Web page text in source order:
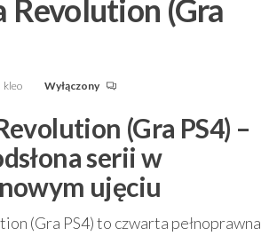
(Gra
kleo Wyłączony
(Gra PS4) –
serii w
ujęciu
(Gra PS4) to czwarta pełnoprawna